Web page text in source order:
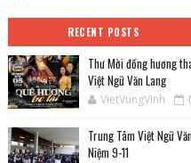
RECENT POSTS
Thư Mời đồng hương
Việt Ngữ Văn Lang
VietVungVinh
Trung Tâm Việt Ngữ
Niệm 9-11